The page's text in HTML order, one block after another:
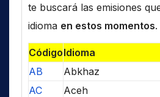
te buscará las emisiones
idioma en estos momentos.
CódigoIdioma
AB
Abkhaz
AC
Aceh